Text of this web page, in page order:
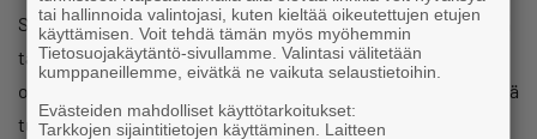
Somen kautta veljekset ovat saaneet kannustusta ja monia
tärkeitä ideoita kaupan perustamiseen. He ovat myös
osallistaneet seuraajiaan ja kysyneet heitä esimerkiksi, mitä
tuotteita kaupassa pitäisi olla tai millainen olisi paras logo.
tai hallinnoida valintojasi, kuten kieltää oikeutettujen etujen
käyttämisen. Voit tehdä tämän myös myöhemmin
Tietosuojakäytäntö-sivullamme. Valintasi välitetään
kumppaneillemme, eivätkä ne vaikuta selaustietoihin.
Evästeiden mahdolliset käyttötarkoitukset:
Tarkkojen sijaintitietojen käyttäminen. Laitteen